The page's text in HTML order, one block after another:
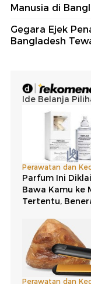
Manusia di
Gegara Ejek
Bangladesh